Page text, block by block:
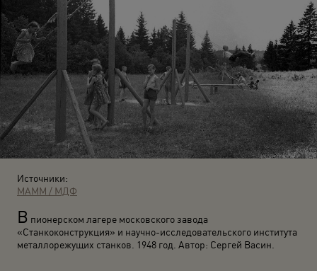
Источники:
МАММ / МДФ
В пионерском лагере московского завода
«Станкоконструкция» и научно-исследовательского института
металлорежущих станков. 1948 год. Автор: Сергей Васин.